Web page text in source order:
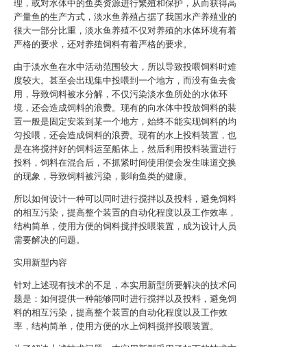
理，或对水体中的鱼类资源进行繁殖和保护，从而获得高
产量鱼的生产方式，淡水鱼养殖占据了我国水产养殖业的
很大一部分比重，淡水鱼养殖不仅对养殖的水体环境有着
严格的要求，还对养殖饲料有着严格的要求。
由于淡水鱼在水中活动范围较大，所以导致投喂饲料时难
度较大。甚至会出现集中投喂到一个地方，而没有鱼去食
用，导致饲料被水分解，不仅污染淡水鱼所处的水体环
境，还会造成饲料的浪费。现有的向水体中投放饲料的装
置一般是固定安装到某一个地方，始终不能实现饲料的均
匀投喂，还会造成饲料的浪费。现有的水上投料装置，也
是在将搅拌好的饲料运至船体上，然后利用投料装置进行
投料，饲料在混合后，不抓紧时间使用便会发生味道交换
的现象，导致饲料被污染，影响鱼类的健康。
所以如何设计一种可以同时进行搅拌以及投料，避免饲料
的相互污染，提高整个装置的自动化程度以及工作效率，
结构简单，使用方便的饲料搅拌投喂装置，成为设计人员
需要解决的问题。
实用新型内容
针对上述现有技术的不足，本实用新型所要解决的技术问
题是：如何提供一种能够同时进行搅拌以及投料，避免饲
料的相互污染，提高整个装置的自动化程度以及工作效
率，结构简单，使用方便的水上饲料搅拌投喂装置。